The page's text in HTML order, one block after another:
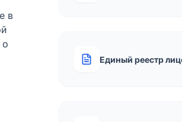
в
о
Единый реестр